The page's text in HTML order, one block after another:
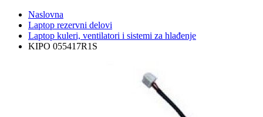
Naslovna
Laptop rezervni delovi
Laptop kuleri, ventilatori i sistemi za hlađenje
KIPO 055417R1S